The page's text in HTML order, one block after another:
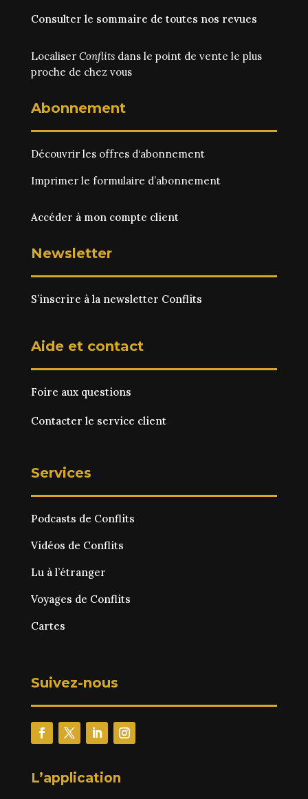
Consulter le sommaire de toutes nos revues
Localiser Conflitsdans le point de vente le plus
proche de chez vous
Abonnement
Découvrir les offres d‘abonnement
Imprimer le formulaire d’abonnement
Accéder à mon compte client
Newsletter
S’inscrire à la newsletter Conflits
Aide et contact
Foire aux questions
Contacter le service client
Services
Podcasts de Conflits
Vidéos de Conflits
Lu à l’étranger
Voyages de Conflits
Cartes
Suivez-nous
L’application